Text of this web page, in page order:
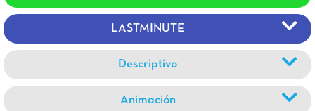
LASTMINUTE
Descriptivo
Animación